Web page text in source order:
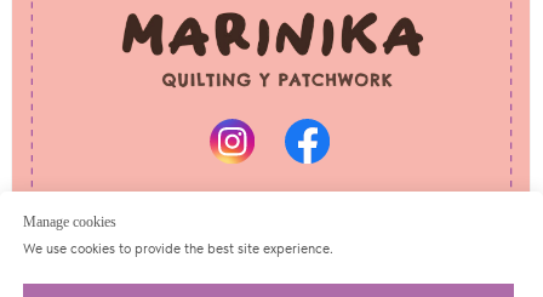
Manage cookies
We use cookies to provide the best site experience.